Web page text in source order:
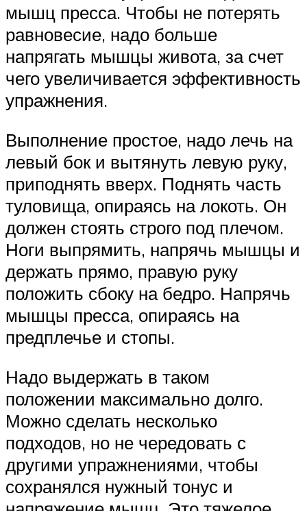
мышц пресса. Чтобы не потерять
равновесие, надо больше
напрягать мышцы живота, за счет
чего увеличивается эффективность
упражнения.
Выполнение простое, надо лечь на
левый бок и вытянуть левую руку,
приподнять вверх. Поднять часть
туловища, опираясь на локоть. Он
должен стоять строго под плечом.
Ноги выпрямить, напрячь мышцы и
держать прямо, правую руку
положить сбоку на бедро. Напрячь
мышцы пресса, опираясь на
предплечье и стопы.
Надо выдержать в таком
положении максимально долго.
Можно сделать несколько
подходов, но не чередовать с
другими упражнениями, чтобы
сохранялся нужный тонус и